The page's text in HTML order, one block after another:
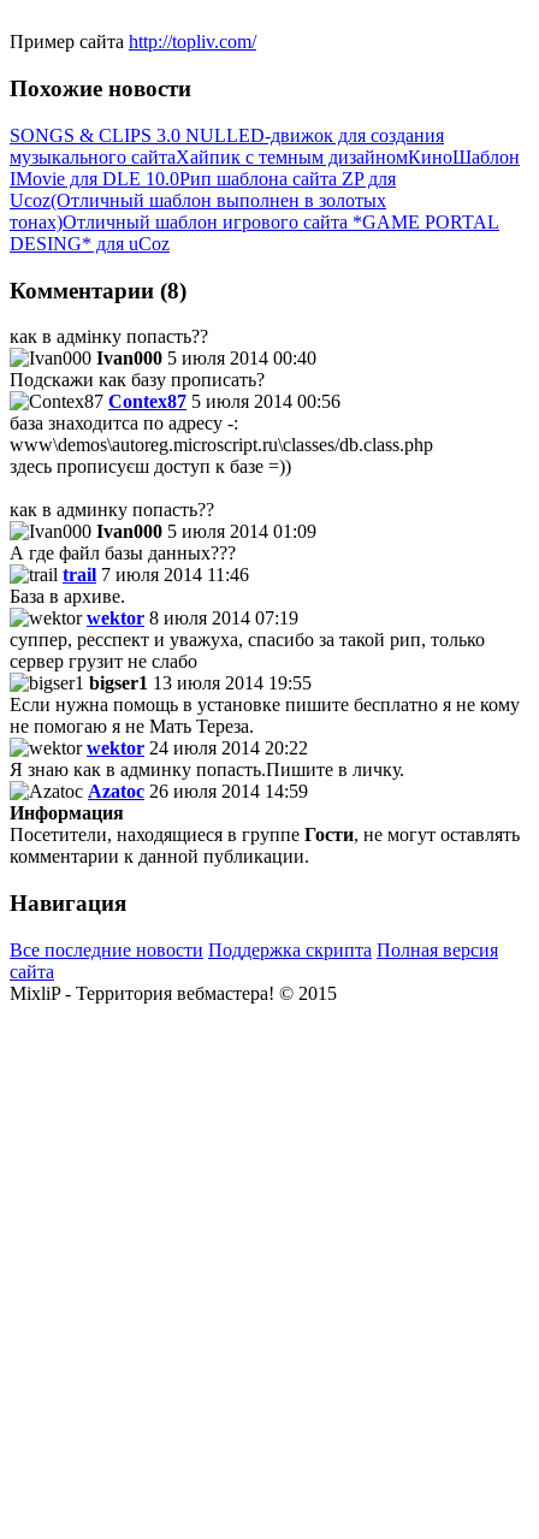
Пример сайта http://topliv.com/
Похожие новости
SONGS & CLIPS 3.0 NULLED-движок для создания
музыкального сайтаХайпик с темным дизайномКиноШаблон
IMovie для DLE 10.0Рип шаблона сайта ZP для
Ucoz(Отличный шаблон выполнен в золотых
тонах)Отличный шаблон игрового сайта *GAME PORTAL
DESING* для uCoz
Комментарии (8)
как в адмінку попасть??
Ivan000 5 июля 2014 00:40
Подскажи как базу прописать?
Contex87 5 июля 2014 00:56
база знаходитса по адресу -:
www\demos\autoreg.microscript.ru\classes/db.class.php
здесь прописуєш доступ к базе =))
как в админку попасть??
Ivan000 5 июля 2014 01:09
А где файл базы данных???
trail 7 июля 2014 11:46
База в архиве.
wektor 8 июля 2014 07:19
суппер, ресспект и уважуха, спасибо за такой рип, только
сервер грузит не слабо
bigser1 13 июля 2014 19:55
Если нужна помощь в установке пишите бесплатно я не кому
не помогаю я не Мать Тереза.
wektor 24 июля 2014 20:22
Я знаю как в админку попасть.Пишите в личку.
Azatoc 26 июля 2014 14:59
Информация
Посетители, находящиеся в группе Гости, не могут оставлять
комментарии к данной публикации.
Навигация
Все последние новости Поддержка скрипта Полная версия
сайта
MixliP - Территория вебмастера! © 2015